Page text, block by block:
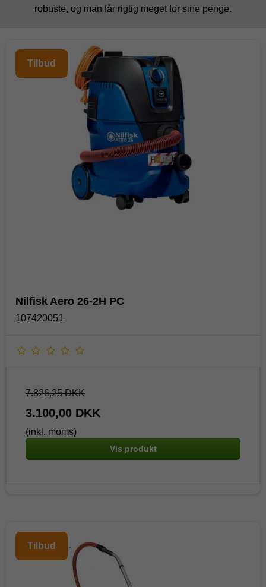
robuste, og man får rigtig meget for sine penge.
Tilbud
Nilfisk Aero 26-2H PC
107420051
7.826,25 DKK
3.100,00 DKK
(inkl. moms)
Vis produkt
Tilbud